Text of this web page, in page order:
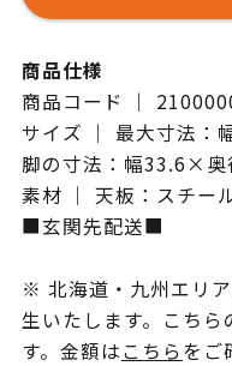
商品仕様
商品コード ｜
サイズ ｜ 最大寸法
脚の寸法：幅33.6×
素材 ｜ 天板：スチー
■玄関先配送■
※ 北海道・九州エリ
生いたします。こち
す。金額はこちらをご